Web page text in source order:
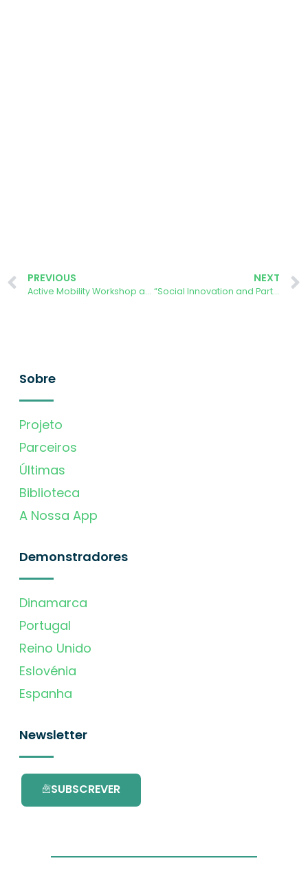
PREVIOUS
Active Mobility Workshop and DIY Solar Energy Workshop
NEXT
“Social Innovation and Partnerships for Climate Justice” conference
Sobre
Projeto
Parceiros
Últimas
Biblioteca
A Nossa App
Demonstradores
Dinamarca
Portugal
Reino Unido
Eslovénia
Espanha
Newsletter
SUBSCREVER